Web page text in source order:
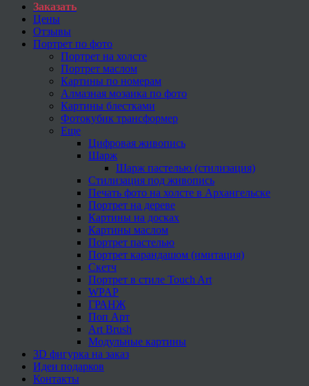
Заказать
Цены
Отзывы
Портрет по фото
Портрет на холсте
Портрет маслом
Картины по номерам
Алмазная мозаика по фото
Картины блестками
Фотокубик трансформер
Еще
Цифровая живопись
Шарж
Шарж пастелью (стилизация)
Стилизация под живопись
Печать фото на холсте в Архангельске
Портрет на дереве
Картины на досках
Картины маслом
Портрет пастелью
Портрет карандашом (имитация)
Скетч
Портрет в стиле Touch Art
WPAP
ГРАНЖ
Поп Арт
Art Brush
Модульные картины
3D фигурка на заказ
Идеи подарков
Контакты